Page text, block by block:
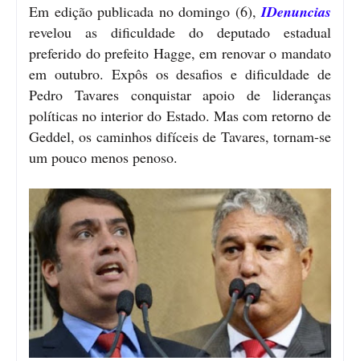
Em edição publicada no domingo (6), IDenuncias
revelou as dificuldade do deputado estadual
preferido do prefeito Hagge, em renovar o mandato
em outubro. Expôs os desafios e dificuldade de
Pedro Tavares conquistar apoio de lideranças
políticas no interior do Estado. Mas com retorno de
Geddel, os caminhos difíceis de Tavares, tornam-se
um pouco menos penoso.